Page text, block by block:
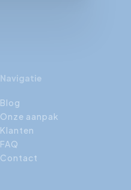
Navigatie
Blog
Onze aanpak
Klanten
FAQ
Contact